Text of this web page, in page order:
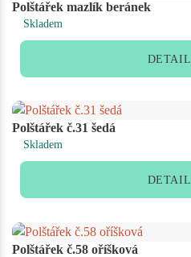
Polštářek mazlík beránek
Skladem
DETAIL
Polštářek č.31 šedá
Skladem
DETAIL
Polštářek č.58 oříšková